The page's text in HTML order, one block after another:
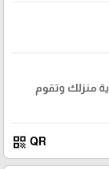
منزلك وتقوم
QR
qr_code